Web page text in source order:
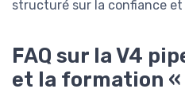
structuré sur la confiance
FAQ sur la V4
et la formation «